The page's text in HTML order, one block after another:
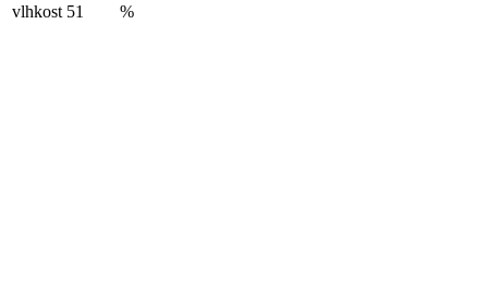
vlhkost 51 %